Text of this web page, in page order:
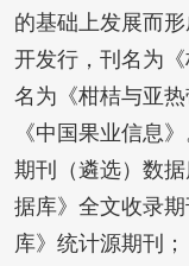
的基础上发展而
开发行，刊名为
名为《柑桔与亚
《中国果业信息
期刊（遴选）数
据库》全文收录
库》统计源期刊